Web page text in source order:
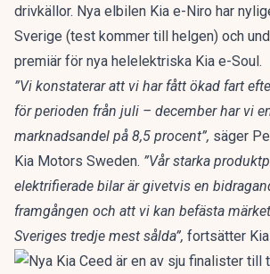
drivkällor. Nya elbilen Kia e-Niro har
Sverige (test kommer till helgen) och
premiär för nya helelektriska Kia e-Soul.
”Vi konstaterar att vi har fått ökad fart
för perioden från juli – december har vi
marknadsandel på 8,5 procent”, säger
Kia Motors Sweden. ”Vår starka
elektrifierade bilar är givetvis en
framgången och att vi kan befästa
Sveriges tredje mest sålda”, fortsätter